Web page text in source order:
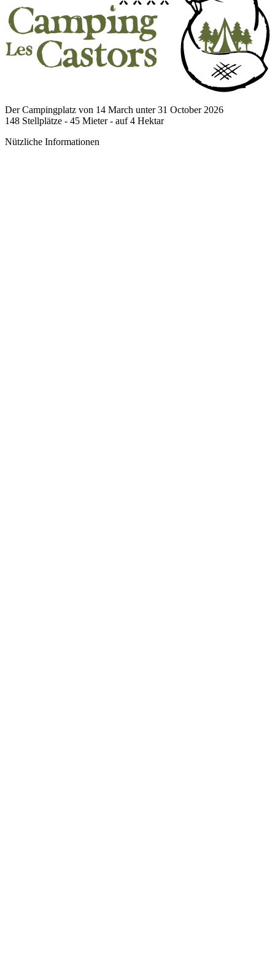
Der Campingplatz von 14 March unter 31 October 2026
148 Stellplätze - 45 Mieter - auf4 Hektar
Nützliche Informationen